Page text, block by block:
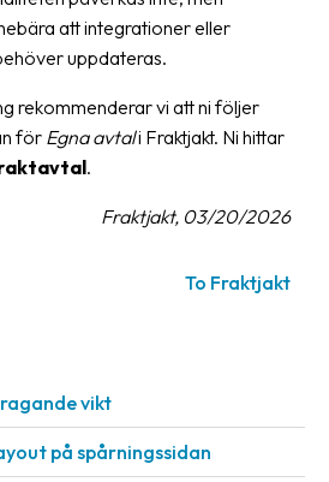
att integrationer eller
uppdateras.
rekommenderar vi att ni följer
för Egna avtali Fraktjakt. Ni hittar
.
Fraktjakt, 03/20/2026
To Fraktjakt
vikt
på spårningssidan